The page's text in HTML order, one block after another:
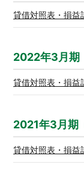
貸借対照表・損益
2022年3月期
貸借対照表・損益
2021年3月期
貸借対照表・損益